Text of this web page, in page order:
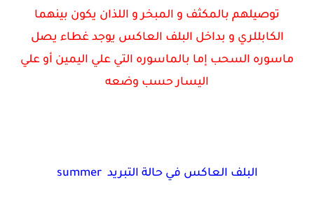
توصيلهم بالمكثف و المبخر و اللذان يكون بينهما
الكابللري و بداخل البلف العاكس يوجد غطاء يصل
ماسوره السحب إما بالماسوره التي علي اليمين أو علي
اليسار حسب وضعه
البلف العاكس في حالة التبريد summer